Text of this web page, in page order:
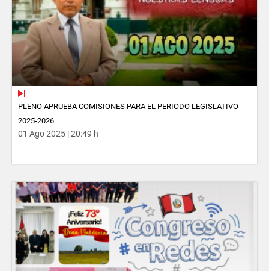
PLENO APRUEBA COMISIONES PARA EL PERIODO LEGISLATIVO
2025-2026
01 Ago 2025 | 20:49 h